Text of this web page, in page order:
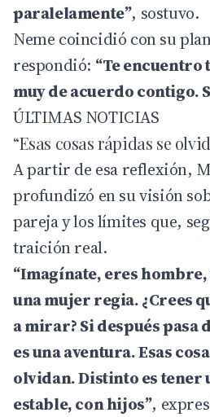
paralelamente”, sostuvo.
Neme coincidió con su
respondió: “Te encuentro
muy de acuerdo contigo.
ÚLTIMAS NOTICIAS
“Esas cosas rápidas se
A partir de esa reflexión,
profundizó en su visión
pareja y los límites que,
traición real.
“Imagínate, eres hombre,
una mujer regia. ¿Crees
a mirar? Si después pasa
es una aventura. Esas
olvidan. Distinto es tener
estable, con hijos”,